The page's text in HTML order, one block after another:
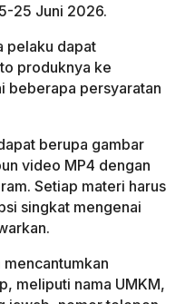
25 Juni 2026.
pelaku dapat
produknya ke
beberapa persyaratan
berupa gambar
video MP4 dengan
Setiap materi harus
singkat mengenai
meliputi nama UMKM,